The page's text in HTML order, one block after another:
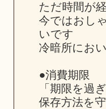
ただ時間が
今ではおし
いです
冷暗所にお
●消費期限
「期限を過
保存方法を